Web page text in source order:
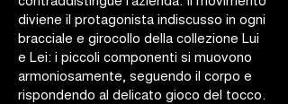
diviene il protagonista indiscusso in ogni
bracciale e girocollo della collezione Lui
e Lei: i piccoli componenti si muovono
armoniosamente, seguendo il corpo e
rispondendo al delicato gioco del tocco.